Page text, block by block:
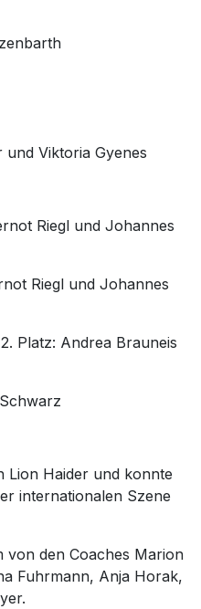
Viktoria Gyenes
Riegl und Johannes
Riegl und Johannes
2. Platz: Andrea Brauneis
Lion Haider und konnte
internationalen Szene
von den Coaches Marion
Fuhrmann, Anja Horak,